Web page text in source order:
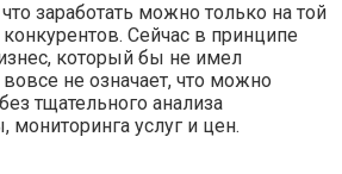
заработать можно только на той
Сейчас в принципе
который бы не имел
не означает, что можно
тщательного анализа
мониторинга услуг и цен.